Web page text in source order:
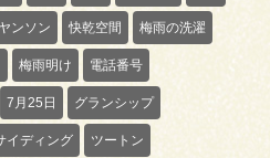
ンソン 快乾空間 梅雨の洗濯
梅雨明け 電話番号
7月25日 グランシップ
イディング ツートン